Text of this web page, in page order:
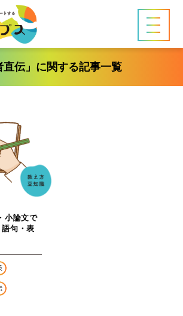
直伝」に関する記事一覧
小論文で
句・表